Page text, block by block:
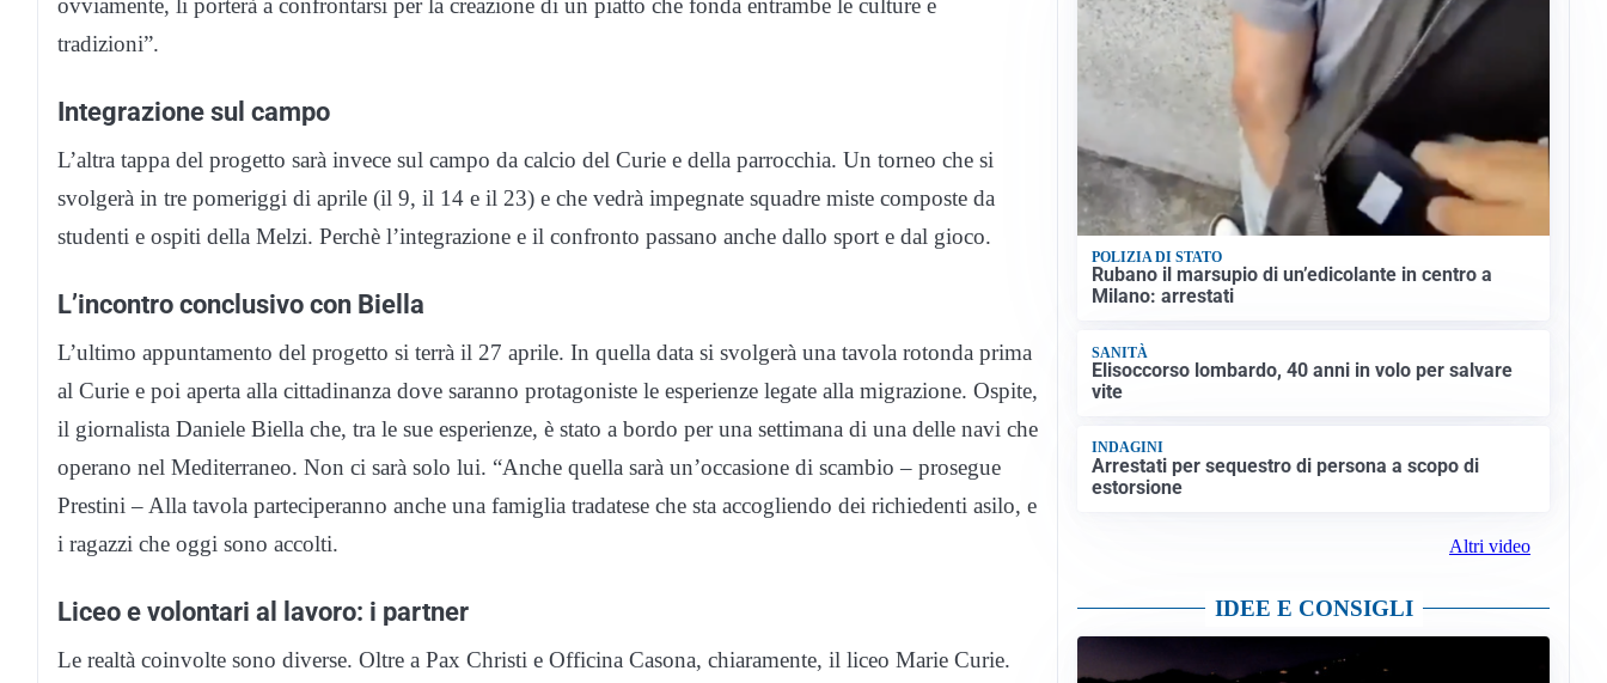
ovviamente, li porterà a confrontarsi per la creazione di un piatto che fonda entrambe le culture e
tradizioni”.
Integrazione sul campo
L’altra tappa del progetto sarà invece sul campo da calcio del Curie e della parrocchia. Un torneo che si
svolgerà in tre pomeriggi di aprile (il 9, il 14 e il 23) e che vedrà impegnate squadre miste composte da
studenti e ospiti della Melzi. Perchè l’integrazione e il confronto passano anche dallo sport e dal gioco.
L’incontro conclusivo con Biella
L’ultimo appuntamento del progetto si terrà il 27 aprile. In quella data si svolgerà una tavola rotonda prima
al Curie e poi aperta alla cittadinanza dove saranno protagoniste le esperienze legate alla migrazione. Ospite,
il giornalista Daniele Biella che, tra le sue esperienze, è stato a bordo per una settimana di una delle navi che
operano nel Mediterraneo. Non ci sarà solo lui. “Anche quella sarà un’occasione di scambio – prosegue
Prestini – Alla tavola parteciperanno anche una famiglia tradatese che sta accogliendo dei richiedenti asilo, e
i ragazzi che oggi sono accolti.
Liceo e volontari al lavoro: i partner
Le realtà coinvolte sono diverse. Oltre a Pax Christi e Officina Casona, chiaramente, il liceo Marie Curie.
POLIZIA DI STATO
Rubano il marsupio di un’edicolante in centro a
Milano: arrestati
SANITÀ
Elisoccorso lombardo, 40 anni in volo per salvare
vite
INDAGINI
Arrestati per sequestro di persona a scopo di
estorsione
Altri video
IDEE E CONSIGLI